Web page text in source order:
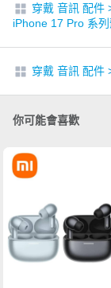
穿戴 音訊 配件
iPhone 17 Pro 系
穿戴 音訊 配件
你可能會喜歡